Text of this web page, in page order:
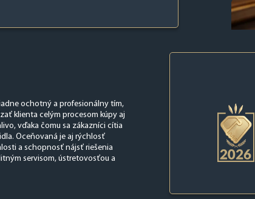
ochotný a profesionálny tím,
klienta celým procesom kúpy aj
vďaka čomu sa zákazníci cítia
Oceňovaná je aj rýchlosť
a schopnosť nájsť riešenia
servisom, ústretovosťou a